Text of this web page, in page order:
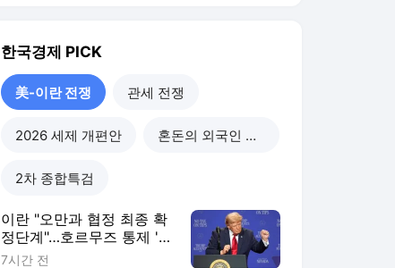
한국경제 PICK
美-이란 전쟁 관세 전쟁
2026 세제 개편안 혼돈의 외국인 고용시장
2차 종합특검
이란 "오만과 협정 최종 확
정단계"…호르무즈 통제 '눈
앞' [이상은의 워싱턴나우]
7시간 전